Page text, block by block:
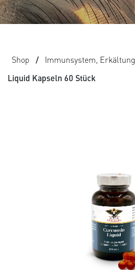
Shop / Immunsystem, Erkältung
Liquid Kapseln 60 Stück